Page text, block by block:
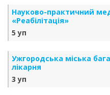
Науково-практичний
«Реабілітація»
5 уп
Ужгородська міська
лікарня
3 уп